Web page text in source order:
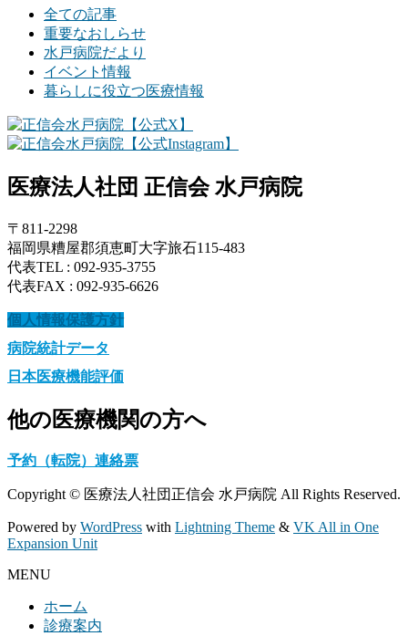
ジ
全ての記事
重要なおしらせ
水戸病院だより
イベント情報
暮らしに役立つ医療情報
医療法人社団 正信会 水戸病院
〒811-2298
福岡県糟屋郡須恵町大字旅石115-483
代表TEL : 092-935-3755
代表FAX : 092-935-6626
個人情報保護方針
病院統計データ
日本医療機能評価
他の医療機関の方へ
予約（転院）連絡票
Copyright © 医療法人社団正信会 水戸病院 All Rights Reserved.
Powered by WordPress with Lightning Theme & VK All in One
Expansion Unit
MENU
ホーム
診療案内